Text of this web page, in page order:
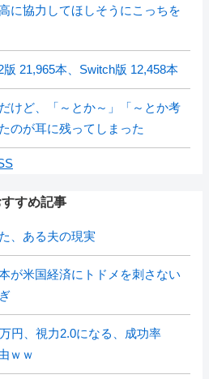
に協力してほしそうにこっちを
版 21,965本、Switch版 12,458本
けど、「～とか～」「～とか考
のが耳に残ってしまった
すすめ記事
、ある夫の現実
が米国経済にトドメを刺さない
円、視力2.0になる、成功率
ｗｗ